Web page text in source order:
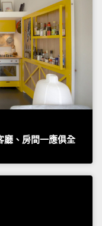
廳、房間一應俱全